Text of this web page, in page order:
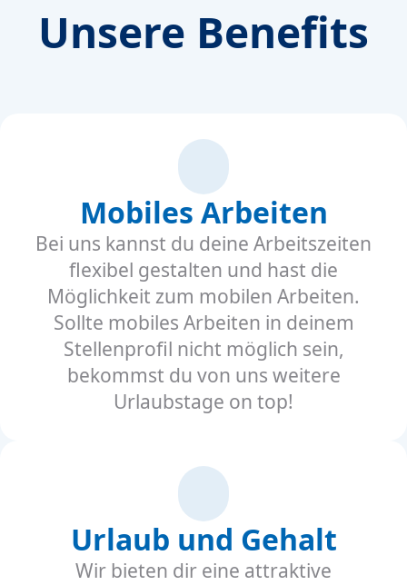
Unsere Benefits
Mobiles Arbeiten
Bei uns kannst du deine Arbeitszeiten
flexibel gestalten und hast die
Möglichkeit zum mobilen Arbeiten.
Sollte mobiles Arbeiten in deinem
Stellenprofil nicht möglich sein,
bekommst du von uns weitere
Urlaubstage on top!
Urlaub und Gehalt
Wir bieten dir eine attraktive